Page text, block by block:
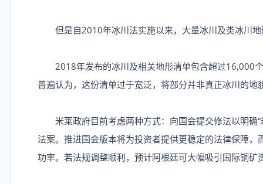
但是自2010年冰川法实施以来，大量冰川及类冰川地
2018年发布的冰川及相关地形清单包含超过16,000
普遍认为，这份清单过于宽泛，将部分并非真正冰川的地
米莱政府目前考虑两种方式：向国会提交修法以明确“
法案。推进国会版本将为投资者提供更稳定的法律保障
功率。若法规调整顺利，预计阿根廷可大幅吸引国际铜